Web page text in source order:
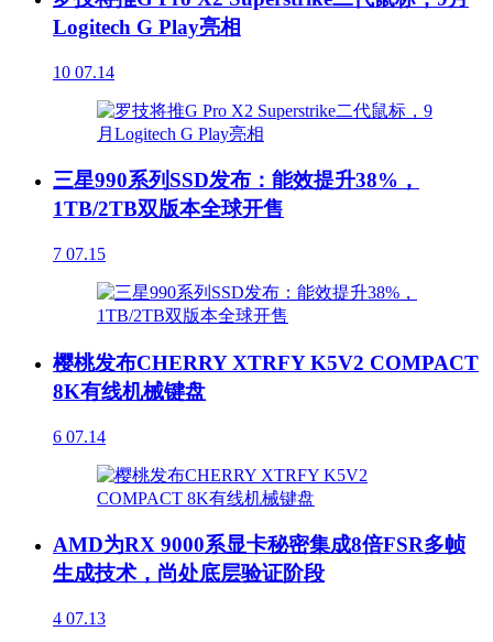
Logitech G Play亮相
10 07.14
三星990系列SSD发布：能效提升38%，
1TB/2TB双版本全球开售
7 07.15
樱桃发布CHERRY XTRFY K5V2 COMPACT
8K有线机械键盘
6 07.14
AMD为RX 9000系显卡秘密集成8倍FSR多帧
生成技术，尚处底层验证阶段
4 07.13